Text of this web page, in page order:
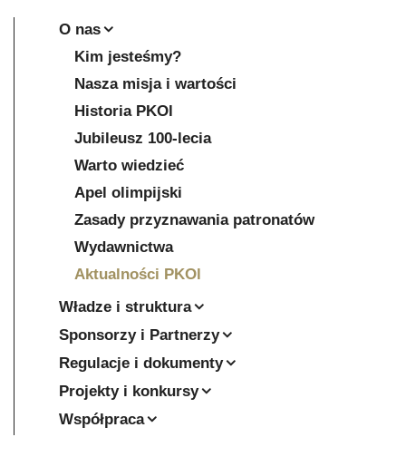
O nas
Kim jesteśmy?
Nasza misja i wartości
Historia PKOl
Jubileusz 100-lecia
Warto wiedzieć
Apel olimpijski
Zasady przyznawania patronatów
Wydawnictwa
Aktualności PKOl
Władze i struktura
Sponsorzy i Partnerzy
Regulacje i dokumenty
Projekty i konkursy
Współpraca